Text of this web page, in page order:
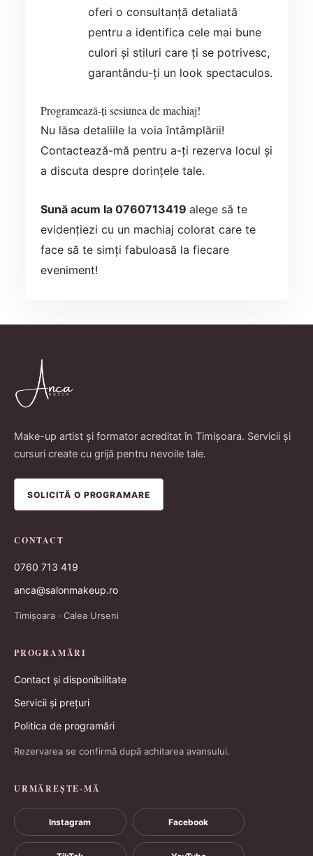
oferi o consultanță detaliată
pentru a identifica cele mai bune
culori și stiluri care ți se potrivesc,
garantându-ți un look spectaculos.
Programează-ți sesiunea de machiaj!
Nu lăsa detaliile la voia întâmplării!
Contactează-mă pentru a-ți rezerva locul și
a discuta despre dorințele tale.
Sună acum la 0760713419 alege să te
evidențiezi cu un machiaj colorat care te
face să te simți fabuloasă la fiecare
eveniment!
Make-up artist și formator acreditat în Timișoara. Servicii și
cursuri create cu grijă pentru nevoile tale.
SOLICITĂ O PROGRAMARE
CONTACT
0760 713 419
anca@salonmakeup.ro
Timișoara · Calea Urseni
PROGRAMĂRI
Contact și disponibilitate
Servicii și prețuri
Politica de programări
Rezervarea se confirmă după achitarea avansului.
URMĂREȘTE-MĂ
Instagram Facebook